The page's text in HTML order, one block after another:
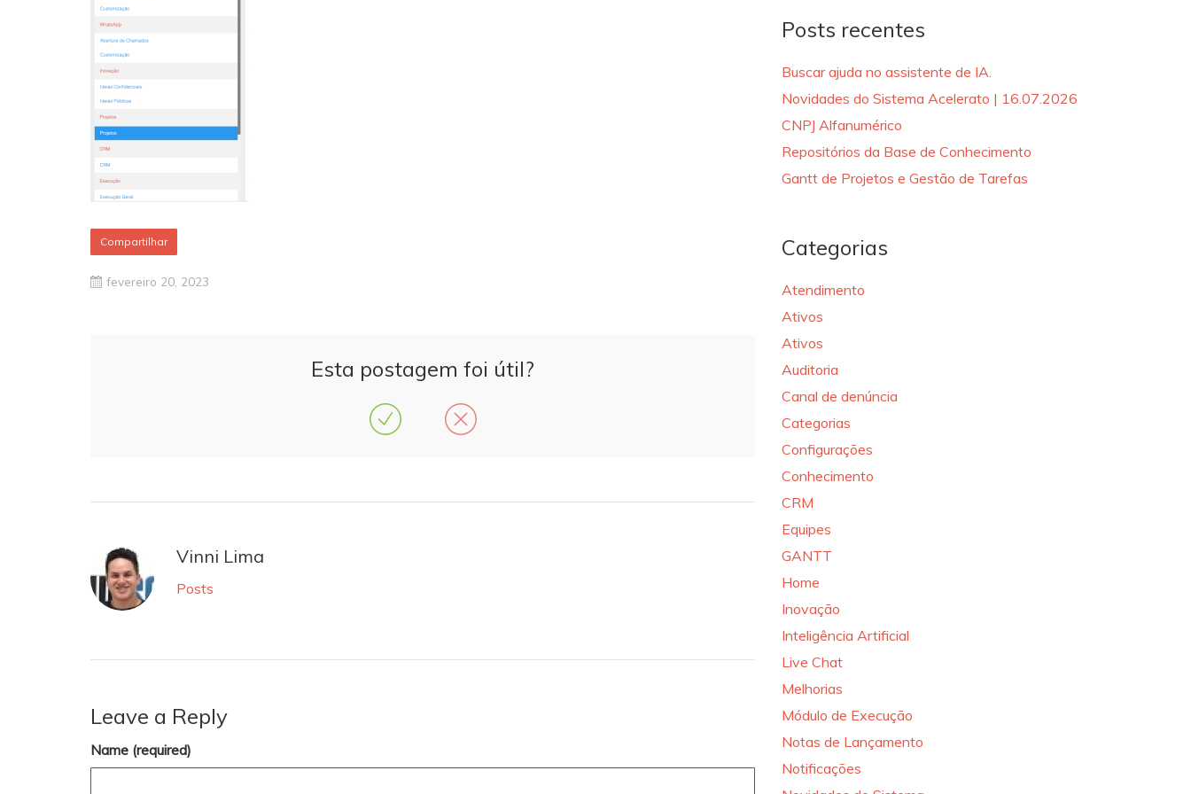
Compartilhar
fevereiro 20, 2023
Esta postagem foi útil?
Vinni Lima
Posts
Leave a Reply
Name (required)
Posts recentes
Buscar ajuda no assistente de IA.
Novidades do Sistema Acelerato | 16.07.2026
CNPJ Alfanumérico
Repositórios da Base de Conhecimento
Gantt de Projetos e Gestão de Tarefas
Categorias
Atendimento
Ativos
Ativos
Auditoria
Canal de denúncia
Categorias
Configurações
Conhecimento
CRM
Equipes
GANTT
Home
Inovação
Inteligência Artificial
Live Chat
Melhorias
Módulo de Execução
Notas de Lançamento
Notificações